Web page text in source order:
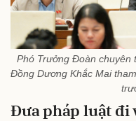
Phó Trưởng Đoàn chuyên
Đồng Dương Khắc Mai
Đưa pháp luật đi